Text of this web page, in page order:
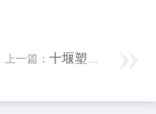
上一篇： 十堰塑料管材生产线价格 促进横琴作区建设导小组举行三次会议